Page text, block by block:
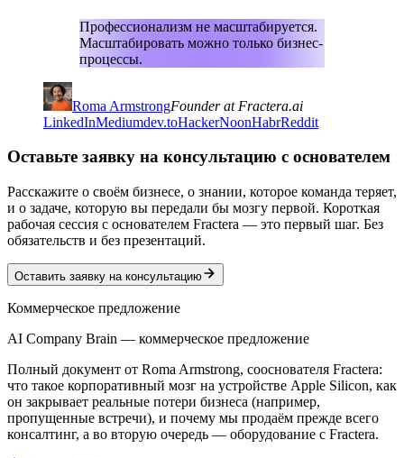
Профессионализм не масштабируется.
Масштабировать можно только бизнес-
процессы.
Roma ArmstrongFounder at Fractera.ai
LinkedInMediumdev.toHackerNoonHabrReddit
Оставьте заявку на консультацию с основателем
Расскажите о своём бизнесе, о знании, которое команда теряет,
и о задаче, которую вы передали бы мозгу первой. Короткая
рабочая сессия с основателем Fractera — это первый шаг. Без
обязательств и без презентаций.
Оставить заявку на консультацию
Коммерческое предложение
AI Company Brain — коммерческое предложение
Полный документ от Roma Armstrong, сооснователя Fractera:
что такое корпоративный мозг на устройстве Apple Silicon, как
он закрывает реальные потери бизнеса (например,
пропущенные встречи), и почему мы продаём прежде всего
консалтинг, а во вторую очередь — оборудование с Fractera.